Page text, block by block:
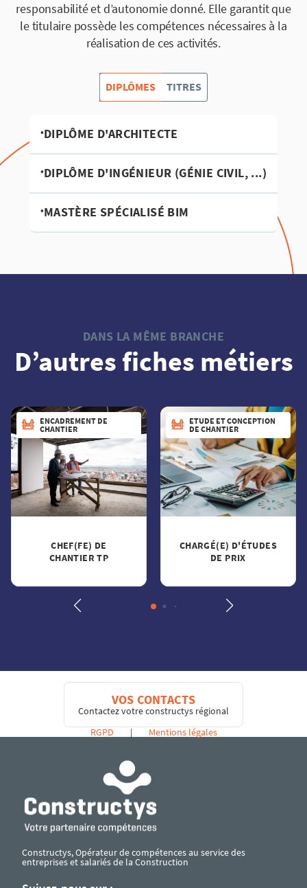
responsabilité et d’autonomie donné. Elle garantit que
le titulaire possède les compétences nécessaires à la
réalisation de ces activités.
DIPLÔMES TITRES
•DIPLÔME D'ARCHITECTE
•DIPLÔME D'INGÉNIEUR (GÉNIE CIVIL, ...)
•MASTÈRE SPÉCIALISÉ BIM
DANS LA MÊME BRANCHE
D’autres fiches métiers
ENCADREMENT DE
CHANTIER
CHEF(FE) DE
CHANTIER TP
ETUDE ET CONCEPTION
DE CHANTIER
CHARGÉ(E) D'ÉTUDES
DE PRIX
VOS CONTACTS
Contactez votre constructys régional
RGPD
| Mentions légales
Constructys, Opérateur de compétences au service des
entreprises et salariés de la Construction